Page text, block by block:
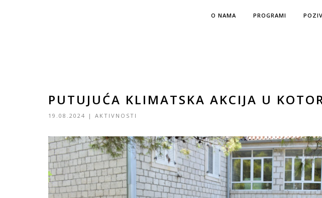
O NAMA PROGRAMI
PUTUJUĆA KLIMATSKA AKCIJA U
19.08.2024 | AKTIVNOSTI